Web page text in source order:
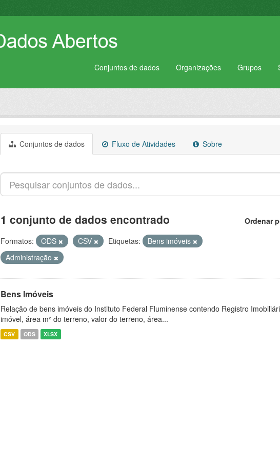
Conjuntos de dados Organizações Grupos
Conjuntos de dados Fluxo de Atividades Sobre
Ordenar
1 conjunto de dados encontrado
Formatos: ODS CSV Etiquetas:
Bens imóveis
Administração
Bens Imóveis
Relação de bens imóveis do Instituto Federal Fluminense contendo Registro
imóvel, área m² do terreno, valor do terreno, área...
CSV ODS XLSX